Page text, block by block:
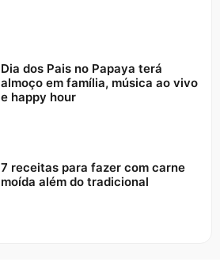
Dia dos Pais no Papaya terá
almoço em família, música ao vivo
e happy hour
7 receitas para fazer com carne
moída além do tradicional